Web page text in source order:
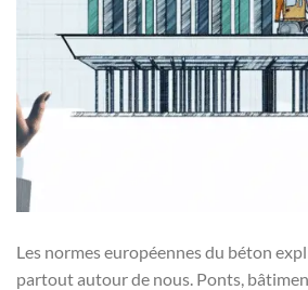
Les normes européennes du béton
partout autour de nous. Ponts,